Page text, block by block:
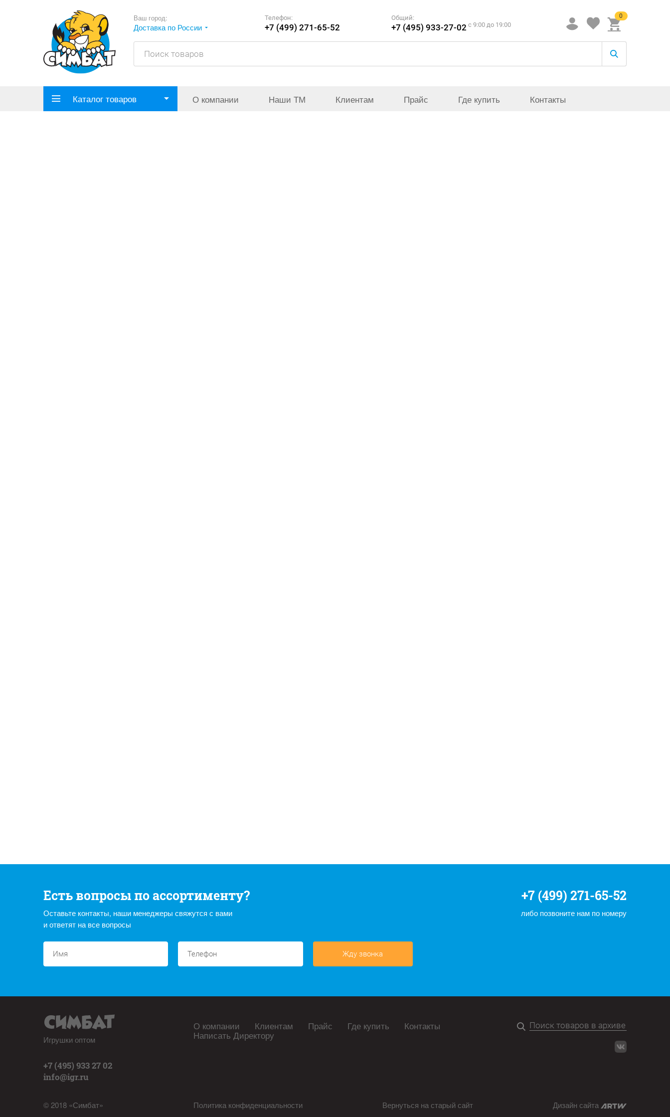
Ваш город:
Доставка по России
Телефон:
+7 (499) 271-65-52
Общий:
+7 (495) 933-27-02 c 9:00 до 19:00
0
Каталог товаров О компании Наши ТМ Клиентам Прайс Где купить Контакты
Есть вопросы по ассортименту?
Оставьте контакты, наши менеджеры свяжутся с вами
и ответят на все вопросы
+7 (499) 271-65-52
либо позвоните нам по номеру
Жду звонка
Игрушки оптом
+7 (495) 933 27 02
info@igr.ru
© 2018 «Симбат»
О компании Клиентам Прайс Где купить Контакты
Написать Директору
Политика конфиденциальности Вернуться на старый сайт Дизайн сайта